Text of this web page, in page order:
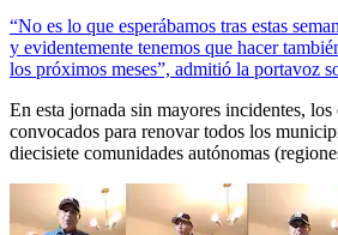
“No es lo que esperábamos tras estas
y evidentemente tenemos que hacer
los próximos meses”, admitió la portavoz
En esta jornada sin mayores incidentes, los
convocados para renovar todos los
diecisiete comunidades autónomas